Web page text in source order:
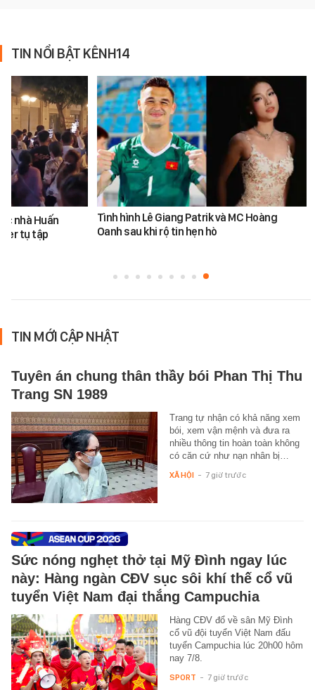
TIN NỔI BẬT KÊNH14
nhà Huấn
tụ tập
Tình hình Lê Giang Patrik và MC Hoàng
Oanh sau khi rộ tin hẹn hò
TIN MỚI CẬP NHẬT
Tuyên án chung thân thầy bói Phan Thị Thu
Trang SN 1989
Trang tự nhận có khả năng xem
bói, xem vận mệnh và đưa ra
nhiều thông tin hoàn toàn không
có căn cứ như nạn nhân bị…
XÃ HỘI - 7 giờ trước
Sức nóng nghẹt thở tại Mỹ Đình ngay lúc
này: Hàng ngàn CĐV sục sôi khí thế cổ vũ
tuyển Việt Nam đại thắng Campuchia
Hàng CĐV đổ về sân Mỹ Đình
cổ vũ đội tuyển Việt Nam đấu
tuyển Campuchia lúc 20h00 hôm
nay 7/8.
SPORT - 7 giờ trước